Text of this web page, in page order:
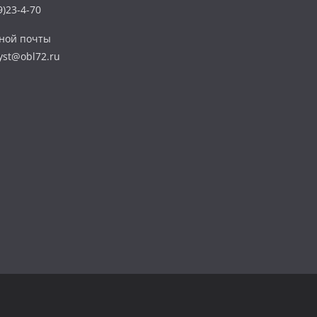
4-70
почты